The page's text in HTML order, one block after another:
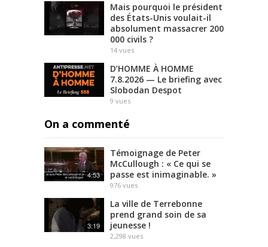
Mais pourquoi le président
des États-Unis voulait-il
absolument massacrer 200
000 civils ?
14 vues
D’HOMME À HOMME
7.8.2026 — Le briefing avec
Slobodan Despot
9 vues
On a commenté
4:53
Témoignage de Peter
McCullough : « Ce qui se
passe est inimaginable. »
976 vues
3:19
La ville de Terrebonne
prend grand soin de sa
jeunesse !
2,298 vues